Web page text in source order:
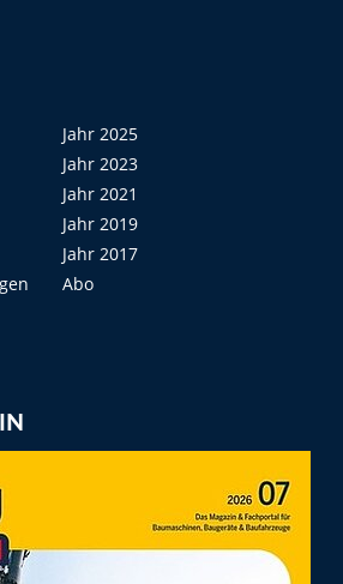
Jahr 2025
Jahr 2023
Jahr 2021
Jahr 2019
Jahr 2017
Abo